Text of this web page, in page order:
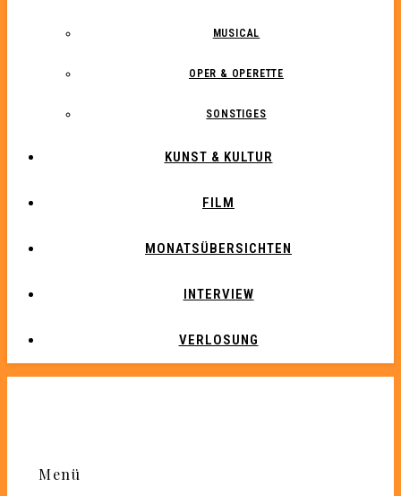
MUSICAL
OPER & OPERETTE
SONSTIGES
KUNST & KULTUR
FILM
MONATSÜBERSICHTEN
INTERVIEW
VERLOSUNG
Menü